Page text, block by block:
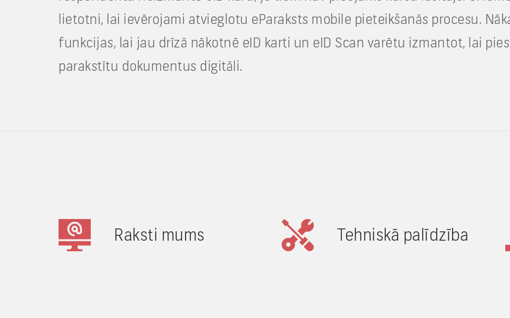
lietotni, lai ievērojami atvieglotu eParaksts mobile pieteikšanās procesu.
funkcijas, lai jau drīzā nākotnē eID karti un eID Scan varētu izmantot, lai
parakstītu dokumentus digitāli.
Raksti mums Tehniskā palīdzība